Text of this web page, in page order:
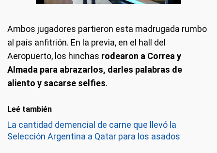
Ambos jugadores partieron esta madrugada rumbo
al país anfitrión. En la previa, en el hall del
Aeropuerto, los hinchas rodearon a Correa y
Almada para abrazarlos, darles palabras de
aliento y sacarse selfies.
Leé también
La cantidad demencial de carne que llevó la
Selección Argentina a Qatar para los asados